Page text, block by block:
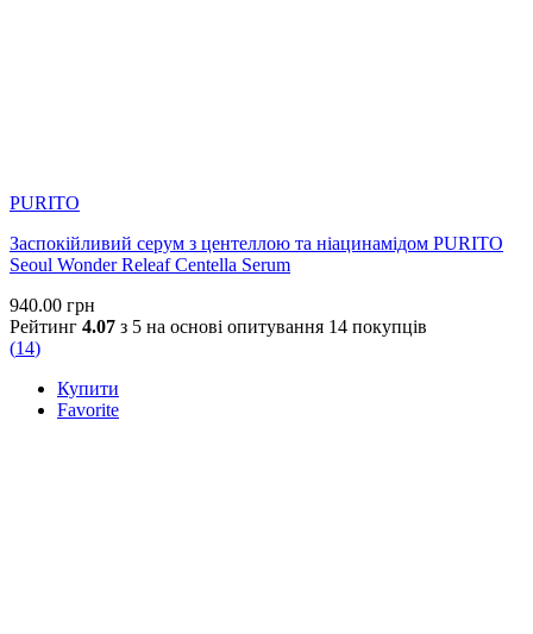
PURITO
Заспокійливий серум з центеллою та ніацинамідом PURITO
Seoul Wonder Releaf Centella Serum
940.00 грн
Рейтинг 4.07 з 5 на основі опитування 14 покупців
(14)
Купити
Favorite